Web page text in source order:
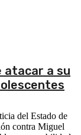
atacar a su
del Estado de
contra Miguel